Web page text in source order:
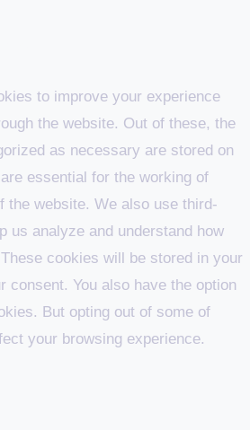
to improve your experience
the website. Out of these, the
as necessary are stored on
essential for the working of
the website. We also use third-
us analyze and understand how
cookies will be stored in your
consent. You also have the option
But opting out of some of
your browsing experience.